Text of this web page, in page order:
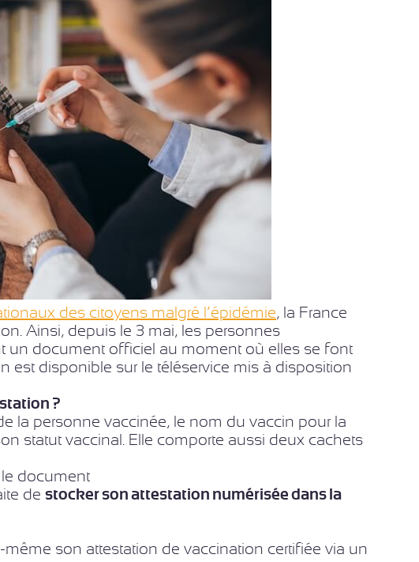
des citoyens malgré l’épidémie, la France
Ainsi, depuis le 3 mai, les personnes
un document officiel au moment où elles se font
est disponible sur le téléservice mis à disposition
?
la personne vaccinée, le nom du vaccin pour la
statut vaccinal. Elle comporte aussi deux cachets
document
de stocker son attestation numérisée dans la
son attestation de vaccination certifiée via un